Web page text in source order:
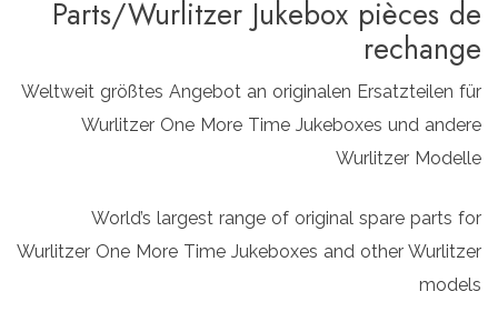
Parts/Wurlitzer Jukebox pièces de
rechange
Weltweit größtes Angebot an originalen Ersatzteilen für
Wurlitzer One More Time Jukeboxes und andere
Wurlitzer Modelle
World’s largest range of original spare parts for
Wurlitzer One More Time Jukeboxes and other Wurlitzer
models